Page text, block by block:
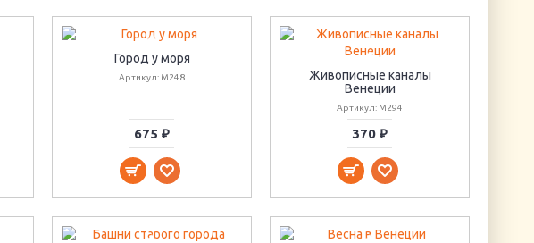
Город у моря
Артикул: M248
675 ₽
Живописные каналы
Венеции
Артикул: M294
370 ₽